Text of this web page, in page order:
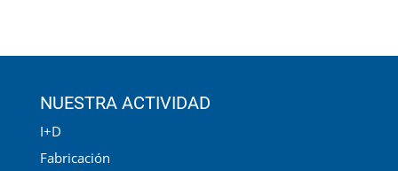
NUESTRA ACTIVIDAD
I+D
Fabricación